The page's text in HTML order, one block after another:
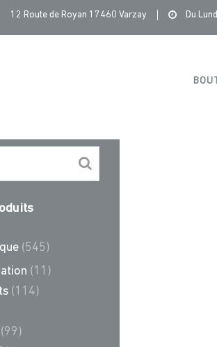
12 Route de Royan 17460 Varzay Du
(545)
(11)
(114)
(99)